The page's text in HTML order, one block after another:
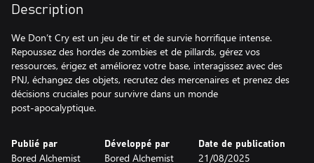
Description
We Don’t Cry est un jeu de tir et de survie horrifique intense.
Repoussez des hordes de zombies et de pillards, gérez vos
ressources, érigez et améliorez votre base, interagissez avec des
PNJ, échangez des objets, recrutez des mercenaires et prenez des
décisions cruciales pour survivre dans un monde
post‑apocalyptique.
Publié par
Bored Alchemist
Développé par
Bored Alchemist
Date de publication
21/08/2025